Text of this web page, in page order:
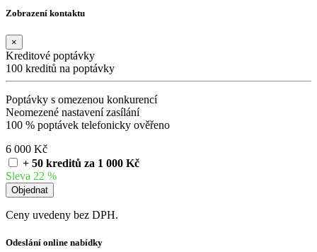
Zobrazení kontaktu
×
Kreditové poptávky
100 kreditů na poptávky
Poptávky s omezenou konkurencí
Neomezené nastavení zasílání
100 % poptávek telefonicky ověřeno
6 000 Kč
+ 50 kreditů za 1 000 Kč
Sleva 22 %
Ceny uvedeny bez DPH.
Odeslání online nabídky